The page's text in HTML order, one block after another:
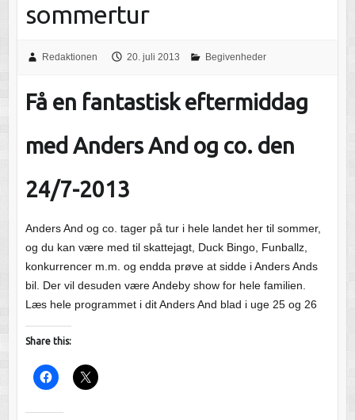
sommertur
Redaktionen 20. juli 2013 Begivenheder
Få en fantastisk eftermiddag
med Anders And og co. den
24/7-2013
Anders And og co. tager på tur i hele landet her til sommer,
og du kan være med til skattejagt, Duck Bingo, Funballz,
konkurrencer m.m. og endda prøve at sidde i Anders Ands
bil. Der vil desuden være Andeby show for hele familien.
Læs hele programmet i dit Anders And blad i uge 25 og 26
Share this: